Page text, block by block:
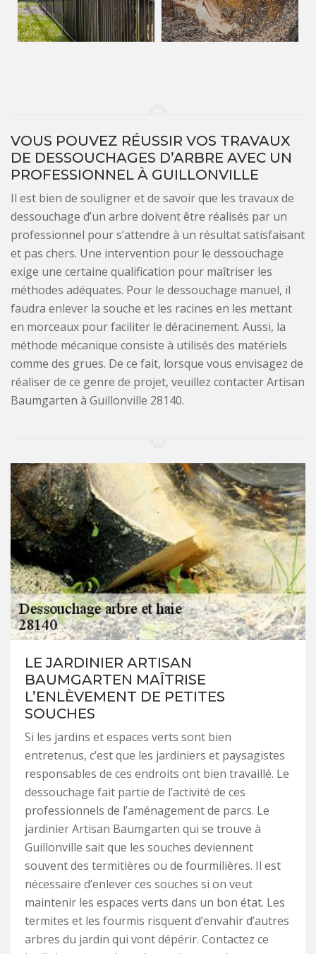
VOUS POUVEZ RÉUSSIR VOS TRAVAUX
DE DESSOUCHAGES D’ARBRE AVEC UN
PROFESSIONNEL À GUILLONVILLE
Il est bien de souligner et de savoir que les travaux de
dessouchage d’un arbre doivent être réalisés par un
professionnel pour s’attendre à un résultat satisfaisant
et pas chers. Une intervention pour le dessouchage
exige une certaine qualification pour maîtriser les
méthodes adéquates. Pour le dessouchage manuel, il
faudra enlever la souche et les racines en les mettant
en morceaux pour faciliter le déracinement. Aussi, la
méthode mécanique consiste à utilisés des matériels
comme des grues. De ce fait, lorsque vous envisagez de
réaliser de ce genre de projet, veuillez contacter Artisan
Baumgarten à Guillonville 28140.
LE JARDINIER ARTISAN
BAUMGARTEN MAÎTRISE
L’ENLÈVEMENT DE PETITES
SOUCHES
Si les jardins et espaces verts sont bien
entretenus, c’est que les jardiniers et paysagistes
responsables de ces endroits ont bien travaillé. Le
dessouchage fait partie de l’activité de ces
professionnels de l’aménagement de parcs. Le
jardinier Artisan Baumgarten qui se trouve à
Guillonville sait que les souches deviennent
souvent des termitières ou de fourmilières. Il est
nécessaire d’enlever ces souches si on veut
maintenir les espaces verts dans un bon état. Les
termites et les fourmis risquent d’envahir d’autres
arbres du jardin qui vont dépérir. Contactez ce